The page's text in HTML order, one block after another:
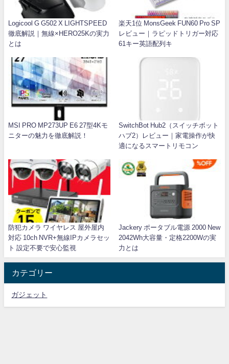
Logicool G G502 X LIGHTSPEED
徹底解説｜無線×HERO25Kの実力
とは
楽天1位 MonsGeek FUN60 Pro SP
レビュー｜ラピッドトリガー対応
61キー英語配列キ
MSI PRO MP273UP E6 27型4Kモ
ニターの魅力を徹底解説！
SwitchBot Hub2（スイッチボット
ハブ2）レビュー｜家電操作が快
適になるスマートリモコン
防犯カメラ ワイヤレス 屋外屋内
対応 10ch NVR+無線IPカメラセッ
ト 設定不要で安心監視
Jackery ポータブル電源 2000 New
2042Wh大容量・定格2200Wの実
力とは
カテゴリー
ガジェット